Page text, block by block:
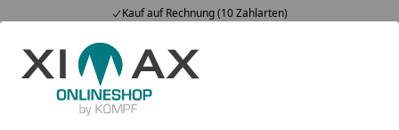
Kauf auf Rechnung (10 Zahlarten)
Alle Produkte
Mein Konto
Suchen